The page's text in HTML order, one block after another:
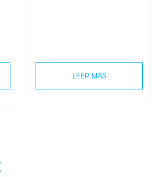
LEER MÁS